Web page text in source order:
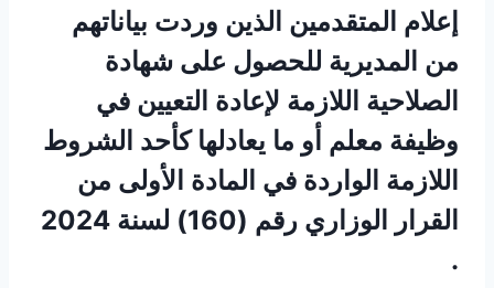
إعلام المتقدمين الذين وردت بياناتهم
من المديرية للحصول على شهادة
الصلاحية اللازمة لإعادة التعيين في
وظيفة معلم أو ما يعادلها كأحد الشروط
اللازمة الواردة في المادة الأولى من
القرار الوزاري رقم (160) لسنة 2024
.